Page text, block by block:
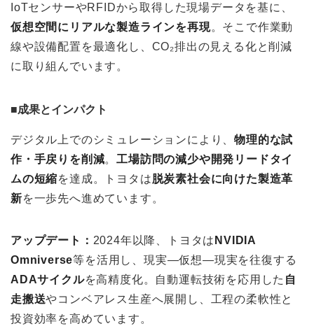
IoTセンサーやRFIDから取得した現場データを基に、
仮想空間にリアルな製造ラインを再現。そこで作業動
線や設備配置を最適化し、CO₂排出の見える化と削減
に取り組んでいます。
■成果とインパクト
デジタル上でのシミュレーションにより、物理的な試
作・手戻りを削減。工場訪問の減少や開発リードタイ
ムの短縮を達成。トヨタは脱炭素社会に向けた製造革
新を一歩先へ進めています。
アップデート： 2024年以降、トヨタは NVIDIA
Omniverse等を活用し、現実—仮想—現実を往復する
ADAサイクルを高精度化。自動運転技術を応用した 自
走搬送やコンベアレス生産へ展開し、工程の柔軟性と
投資効率を高めています。